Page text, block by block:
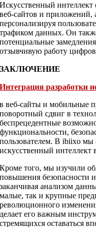
Искусственный интеллект
веб-сайтов и приложений,
персонализируя
трафиком данных. Он
потенциальные
отзывчивую работу
ЗАКЛЮЧЕНИЕ
Интеграция разработки
в веб-сайты и мобильные
поворотный сдвиг в
беспрецедентные
функциональности,
пользователем. В ibiixo
искусственный
Кроме того, мы изучили
повышения безопасности
заканчивая анализом
малые, так и крупные
революционного
делает его важным
стремящихся оставаться